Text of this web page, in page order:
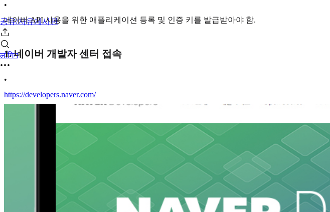
공유/자유게시판
लॉगिन
•
네이버 API 사용을 위한 애플리케이션 등록 및 인증 키를 발급받아야 함.
1. 네이버 개발자 센터 접속
•
https://developers.naver.com/